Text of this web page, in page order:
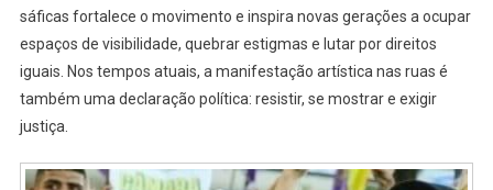
sáficas fortalece o movimento e inspira novas gerações a ocupar
espaços de visibilidade, quebrar estigmas e lutar por direitos
iguais. Nos tempos atuais, a manifestação artística nas ruas é
também uma declaração política: resistir, se mostrar e exigir
justiça.